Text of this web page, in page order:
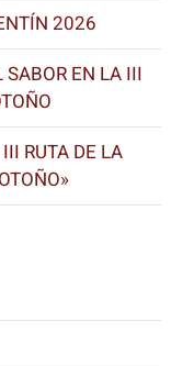
2026
EN LA III
RUTA DE LA